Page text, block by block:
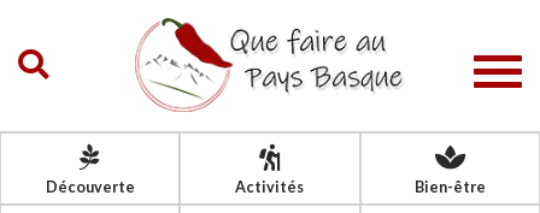
Découverte Activités Bien-être